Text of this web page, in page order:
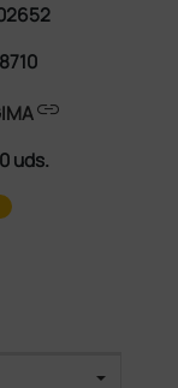
link
uds.